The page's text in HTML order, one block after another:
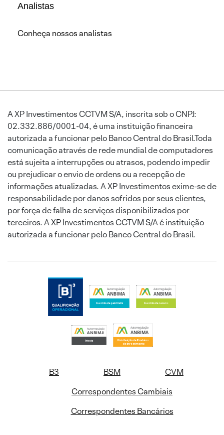
Analistas
Conheça nossos analistas
A XP Investimentos CCTVM S/A, inscrita sob o CNPJ:
02.332.886/0001-04, é uma instituição financeira
autorizada a funcionar pelo Banco Central do Brasil.Toda
comunicação através de rede mundial de computadores
está sujeita a interrupções ou atrasos, podendo impedir
ou prejudicar o envio de ordens ou a recepção de
informações atualizadas. A XP Investimentos exime-se de
responsabilidade por danos sofridos por seus clientes,
por força de falha de serviços disponibilizados por
terceiros. A XP Investimentos CCTVM S/A é instituição
autorizada a funcionar pelo Banco Central do Brasil.
B3 BSM
CVM
Correspondentes Cambiais
Correspondentes Bancários